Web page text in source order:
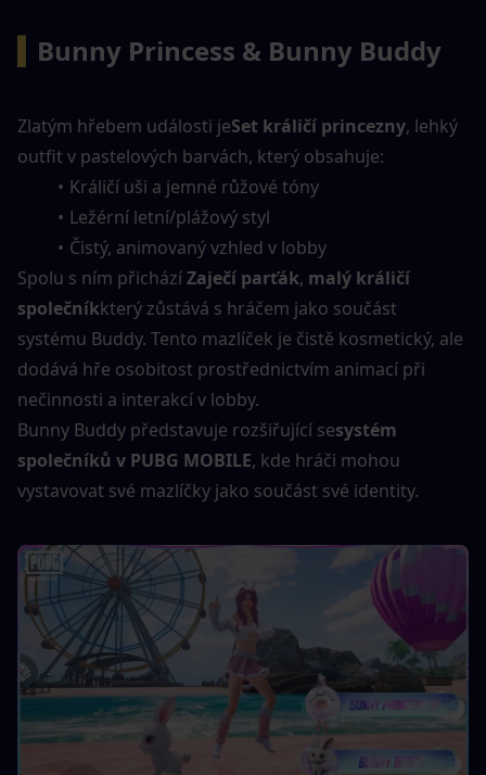
Bunny Princess & Bunny Buddy
Zlatým hřebem události jeSet králičí princezny, lehký
outfit v pastelových barvách, který obsahuje:
Králičí uši a jemné růžové tóny
Ležérní letní/plážový styl
Čistý, animovaný vzhled v lobby
Spolu s ním přichází Zaječí parťák, malý králičí
společníkkterý zůstává s hráčem jako součást
systému Buddy. Tento mazlíček je čistě kosmetický, ale
dodává hře osobitost prostřednictvím animací při
nečinnosti a interakcí v lobby.
Bunny Buddy představuje rozšiřující sesystém
společníků v PUBG MOBILE, kde hráči mohou
vystavovat své mazlíčky jako součást své identity.